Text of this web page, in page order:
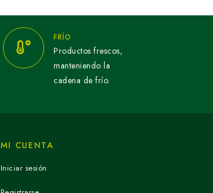
FRÍO
Productos frescos,
manteniendo la
cadena de frío.
MI CUENTA
Iniciar sesión